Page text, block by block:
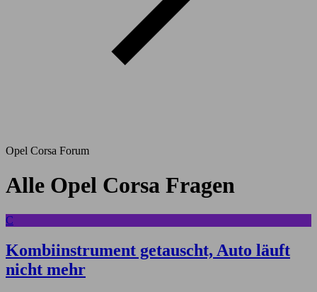
Opel Corsa Forum
Alle Opel Corsa Fragen
C
Kombiinstrument getauscht, Auto läuft
nicht mehr